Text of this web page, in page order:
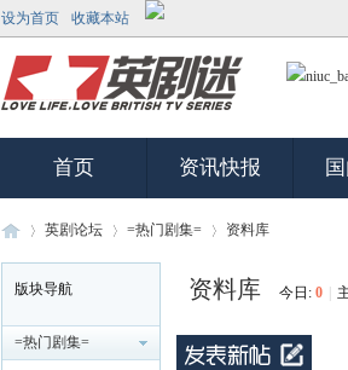
设为首页 收藏本站
首页 资讯快报
»
英剧论坛 =热门剧集=
›
资料库
版块导航
=热门剧集=
资料库 今日: 0